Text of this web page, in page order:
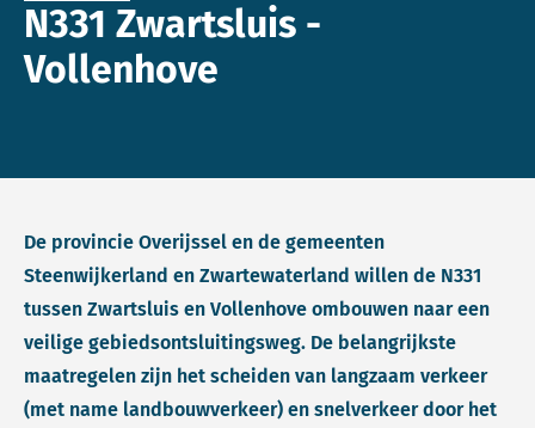
N331 Zwartsluis -
Vollenhove
De provincie Overijssel en de gemeenten
Steenwijkerland en Zwartewaterland willen de N331
tussen Zwartsluis en Vollenhove ombouwen naar een
veilige gebiedsontsluitingsweg. De belangrijkste
maatregelen zijn het scheiden van langzaam verkeer
(met name landbouwverkeer) en snelverkeer door het